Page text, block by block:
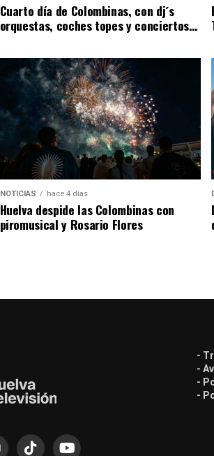
Cuarto día de Colombinas, con dj´s
orquestas, coches topes y conciertos…
NOTICIAS hace 4 días
Huelva despide las Colombinas con
piromusical y Rosario Flores
-
-
-
-